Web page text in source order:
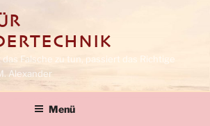
Falsche zu tun, passiert das Richtige
Alexander
Menü